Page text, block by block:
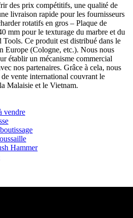
des prix compétitifs, une qualité de
livraison rapide pour les fournisseurs
rotatifs en gros – Plaque de
mm pour le texturage du marbre et du
Tools. Ce produit est distribué dans le
Europe (Cologne, etc.). Nous nous
établir un mécanisme commercial
nos partenaires. Grâce à cela, nous
vente international couvrant le
Malaisie et le Vietnam.
vendre
Hammer